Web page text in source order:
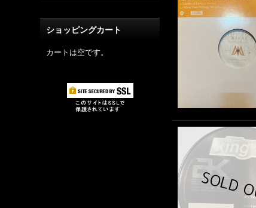
ショッピングカート
カートは空です。